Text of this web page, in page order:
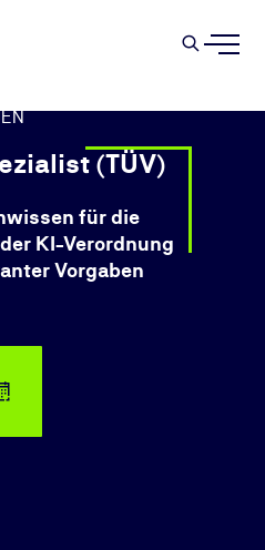
(TÜV)
für die
KI-Verordnung
Vorgaben